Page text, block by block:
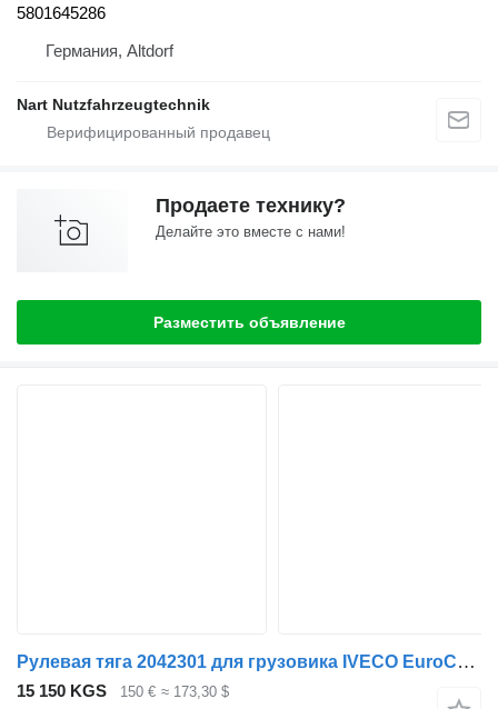
5801645286
Германия, Altdorf
Nart Nutzfahrzeugtechnik
Продаете технику?
Делайте это вместе с нами!
Разместить объявление
Рулевая тяга 2042301 для грузовика IVECO EuroCargo tector
15 150 KGS 150 € ≈ 173,30 $